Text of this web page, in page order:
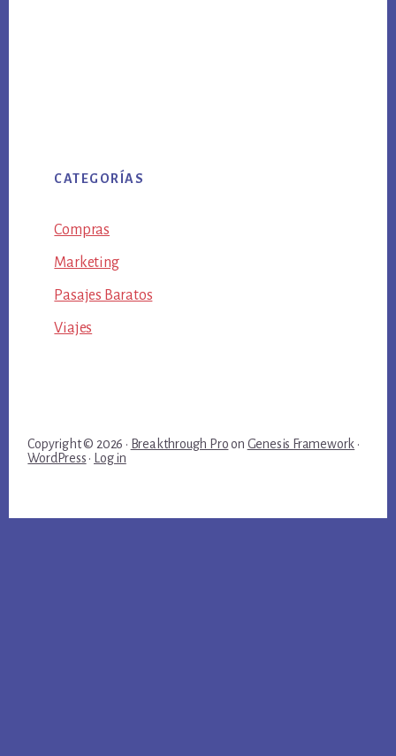
CATEGORÍAS
Compras
Marketing
Pasajes Baratos
Viajes
Copyright © 2026 · Breakthrough Proon Genesis Framework ·
WordPress · Log in